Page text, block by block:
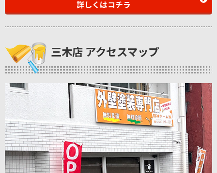
詳しくはコチラ
三木店 アクセスマップ